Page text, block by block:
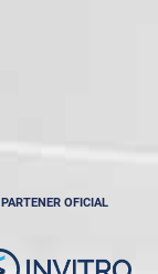
PARTENER OFICIAL